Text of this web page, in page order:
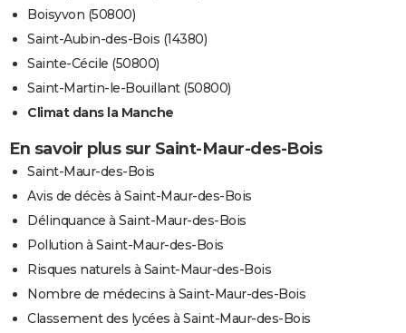
Boisyvon (50800)
Saint-Aubin-des-Bois (14380)
Sainte-Cécile (50800)
Saint-Martin-le-Bouillant (50800)
Climat dans la Manche
En savoir plus sur Saint-Maur-des-Bois
Saint-Maur-des-Bois
Avis de décès à Saint-Maur-des-Bois
Délinquance à Saint-Maur-des-Bois
Pollution à Saint-Maur-des-Bois
Risques naturels à Saint-Maur-des-Bois
Nombre de médecins à Saint-Maur-des-Bois
Classement des lycées à Saint-Maur-des-Bois